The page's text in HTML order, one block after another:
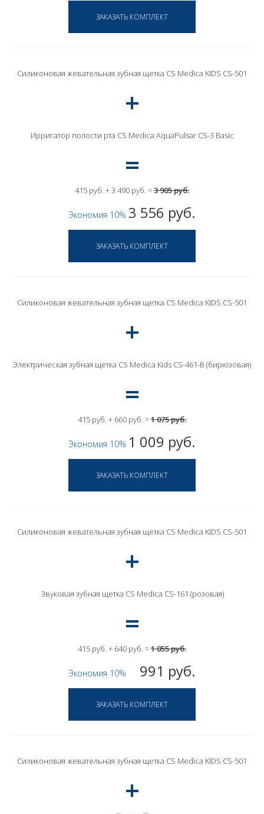
Силиконовая жевательная зубная щетка CS Medica KIDS CS-501
Ирригатор полости рта CS Medica AquaPulsar CS-3 Basic
415 руб. + 3 490 руб. =3 905 руб.
Экономия 10% 3 556 руб.
Силиконовая жевательная зубная щетка CS Medica KIDS CS-501
Электрическая зубная щетка CS Medica Kids CS-461-B (бирюзовая)
415 руб. + 660 руб. =1 075 руб.
Экономия 10% 1 009 руб.
Силиконовая жевательная зубная щетка CS Medica KIDS CS-501
Звуковая зубная щетка CS Medica CS-161 (розовая)
415 руб. + 640 руб. =1 055 руб.
Экономия 10% 991 руб.
Силиконовая жевательная зубная щетка CS Medica KIDS CS-501